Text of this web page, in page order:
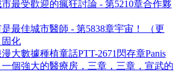
最受歡迎的瘋狂討論 - 第5210章合作夥
最佳城市醫師 - 第5838章宇宙！ （更
固化
大數據種植童話PTT-2671閃存章Panis
個強大的醫療房，三章，三章，宣武的